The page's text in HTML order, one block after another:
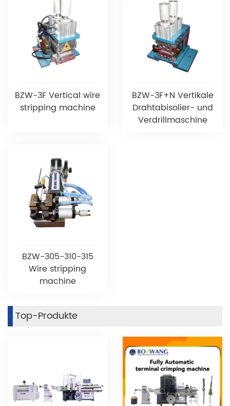
BZW-3F Vertical wire
stripping machine
BZW-3F+N Vertikale
Drahtabisolier- und
Verdrillmaschine
BZW-305-310-315
Wire stripping
machine
Top-Produkte